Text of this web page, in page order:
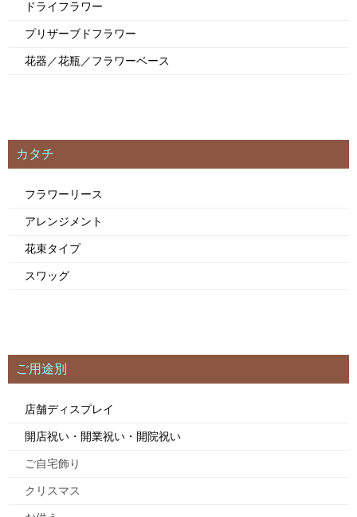
ョ
ン
ドライフラワー
プリザーブドフラワー
花器／花瓶／フラワーベース
カタチ
フラワーリース
アレンジメント
花束タイプ
スワッグ
ご用途別
店舗ディスプレイ
開店祝い・開業祝い・開院祝い
ご自宅飾り
クリスマス